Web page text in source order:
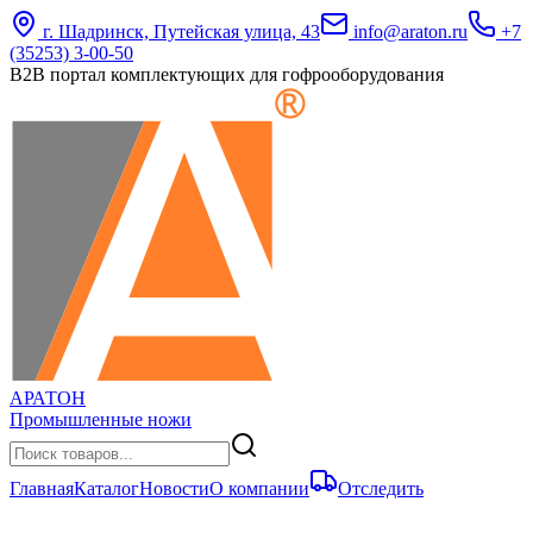
г. Шадринск, Путейская улица, 43 info@araton.ru
+7
(35253) 3-00-50
B2B портал комплектующих для гофрооборудования
АРАТОН
Промышленные ножи
ГлавнаяКаталогНовостиО компании Отследить